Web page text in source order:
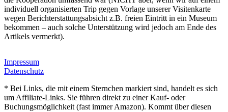
individuell organisierten Trip gegen Vorlage unserer Visitenkarte
wegen Berichterstattungsabsicht z.B. freien Eintritt in ein Museum
bekommen – auch solche Unterstützung wird jedoch am Ende des
Artikels vermerkt).
Impressum
Datenschutz
* Bei Links, die mit einem Sternchen markiert sind, handelt es sich
um Affiliate-Links. Sie führen direkt zu einer Kauf- oder
Buchungsmöglichkeit (fast immer Amazon). Kommt über diesen